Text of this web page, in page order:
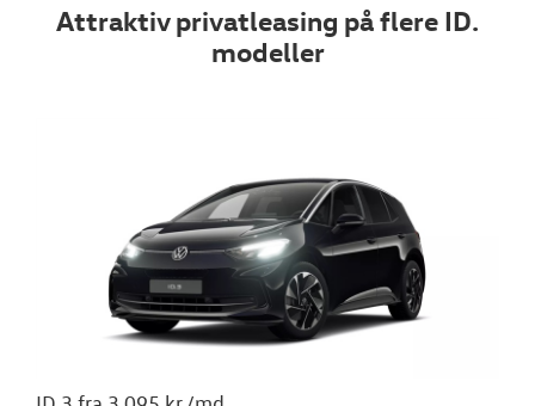
Attraktiv privatleasing på flere ID.
modeller